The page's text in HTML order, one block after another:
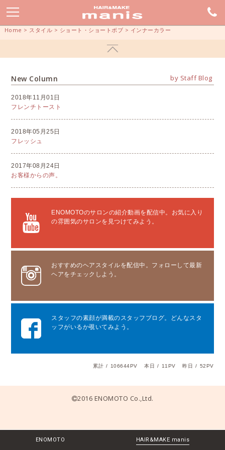
Home > スタイル > ショート・ショートボブ > インナーカラー
New Column
2018年11月01日
フレンチトースト
2018年05月25日
フレッシュ
2017年08月24日
お客様からの声。
by Staff Blog
ENOMOTOのサロンの紹介動画を配信中。お気に入り
の雰囲気のサロンを見つけてみよう。
おすすめのヘアスタイルを配信中。フォローして最新
ヘアをチェックしよう。
スタッフの素顔が満載のスタッフブログ。どんなスタ
ッフがいるか覗いてみよう。
累計 / 106644PV 本日 / 11PV 昨日 / 52PV
2016 ENOMOTO Co.,Ltd.
ENOMOTO HAIR&MAKE manis